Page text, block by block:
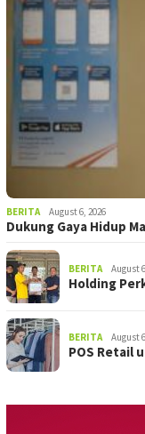
BERITA August 6, 2026
Dukung Gaya Hidup
BERITA August
Holding
BERITA August
POS Retail